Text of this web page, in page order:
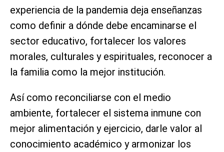
experiencia de la pandemia deja enseñanzas
como definir a dónde debe encaminarse el
sector educativo, fortalecer los valores
morales, culturales y espirituales, reconocer a
la familia como la mejor institución.
Así como reconciliarse con el medio
ambiente, fortalecer el sistema inmune con
mejor alimentación y ejercicio, darle valor al
conocimiento académico y armonizar los